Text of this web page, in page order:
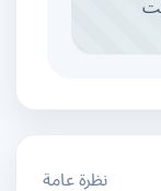
نظرة عامة